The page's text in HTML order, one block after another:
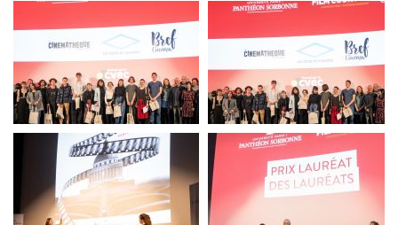
festival du film court
festival du film court festival du film court